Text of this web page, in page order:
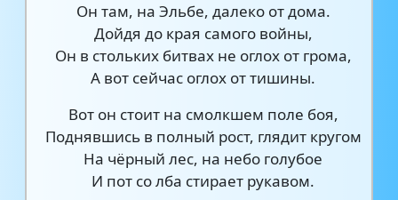
Он там, на Эльбе, далеко от дома.
Дойдя до края самого войны,
Он в стольких битвах не оглох от грома,
А вот сейчас оглох от тишины.
Вот он стоит на смолкшем поле боя,
Поднявшись в полный рост, глядит кругом
На чёрный лес, на небо голубое
И пот со лба стирает рукавом.